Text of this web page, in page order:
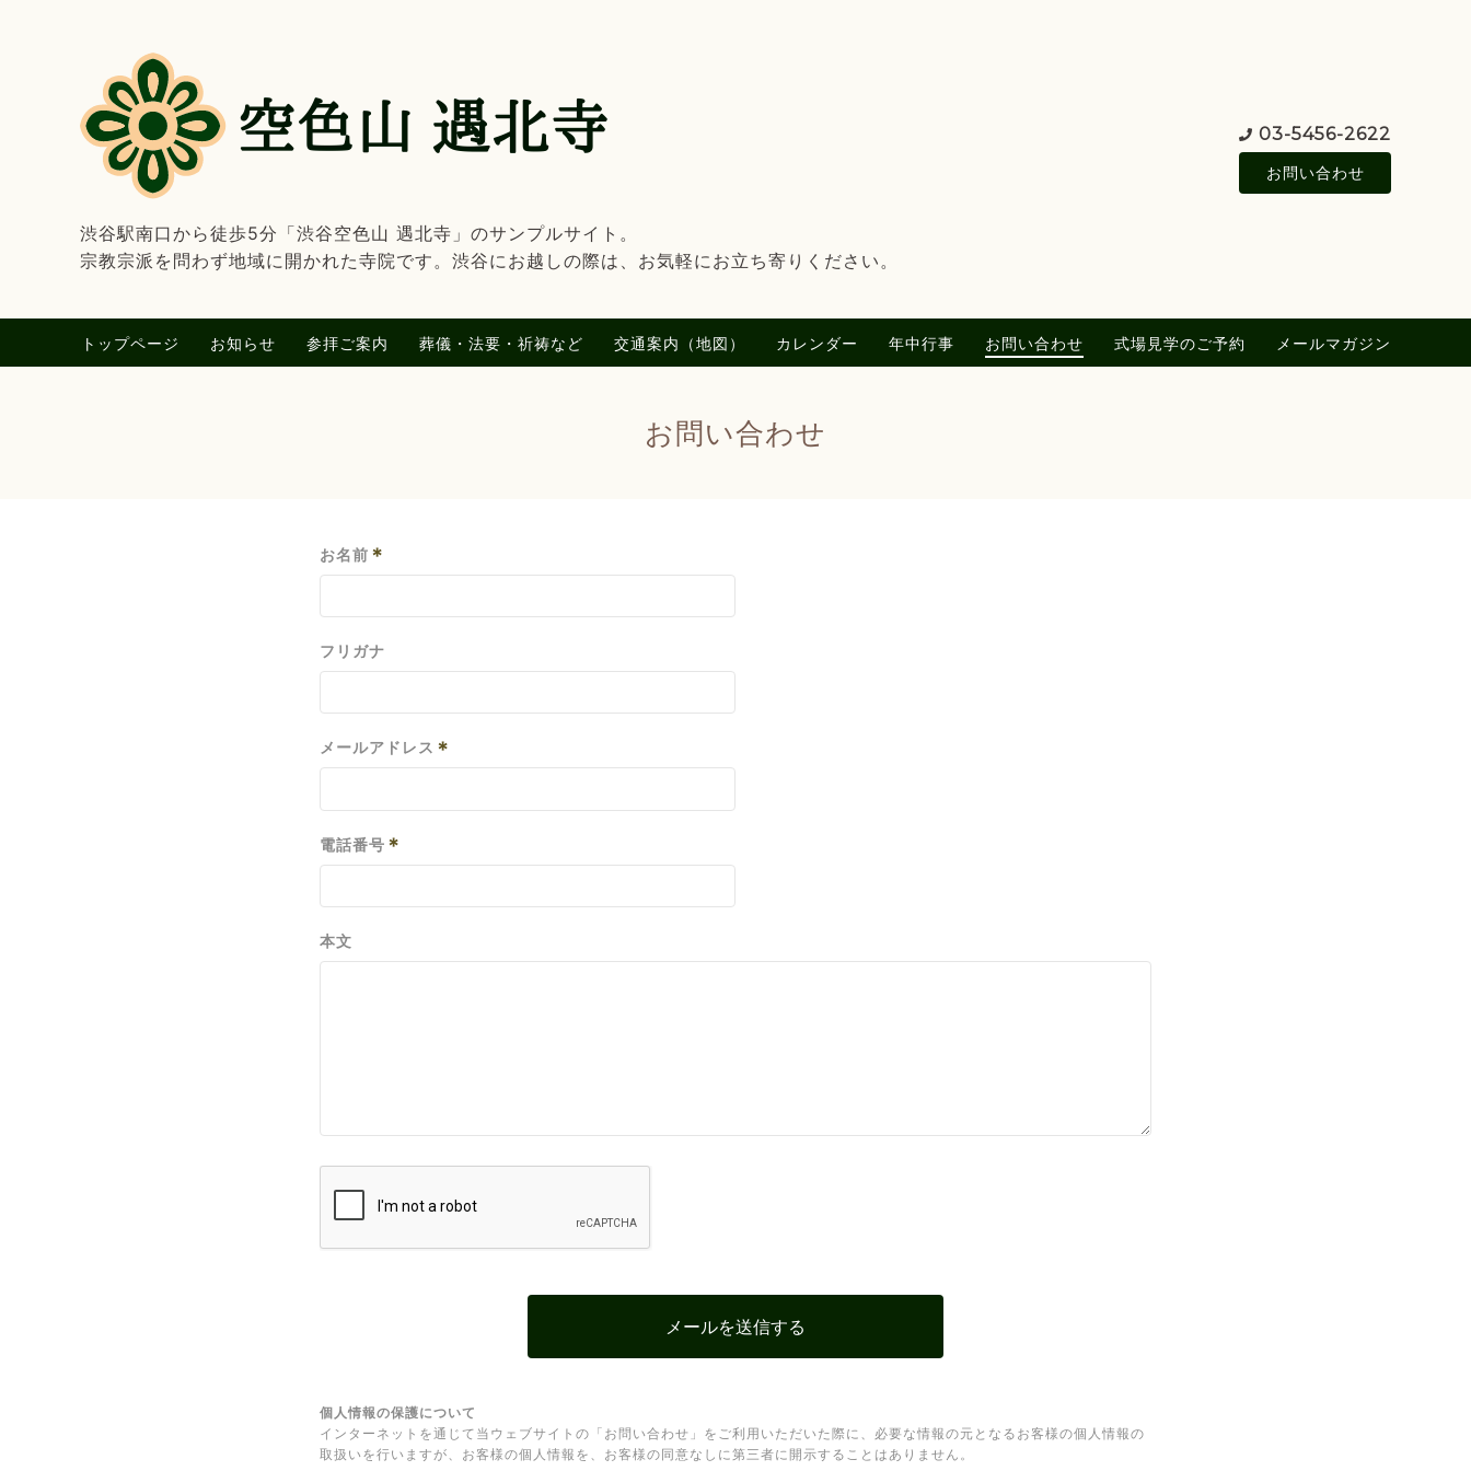
渋谷駅南口から徒歩5分「渋谷空色山 遇北寺」のサンプルサイト。
宗教宗派を問わず地域に開かれた寺院です。渋谷にお越しの際は、お気軽にお立ち寄りください。
03-5456-2622
お問い合わせ
トップページ お知らせ 参拝ご案内 葬儀・法要・祈祷など 交通案内（地図） カレンダー 年中行事 お問い合わせ 式場見学のご予約 メールマガジン
お問い合わせ
お名前 *
フリガナ
メールアドレス *
電話番号 *
本文
個人情報の保護について
インターネットを通じて当ウェブサイトの「お問い合わせ」をご利用いただいた際に、必要な情報の元となるお客様の個人情報の
取扱いを行いますが、お客様の個人情報を、お客様の同意なしに第三者に開示することはありません。